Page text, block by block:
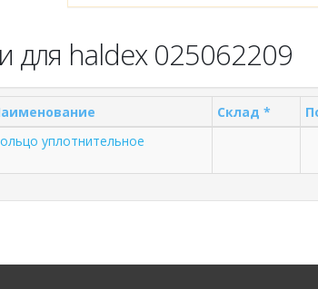
для haldex 025062209
Склад *
уплотнительное